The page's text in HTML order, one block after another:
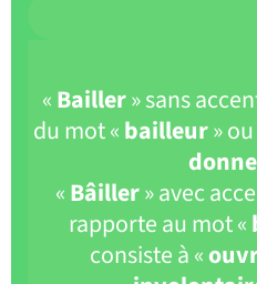
«Bailler» sans
du mot «bailleur» ou
«Bâiller» avec
rapporte au mot «
consiste à «